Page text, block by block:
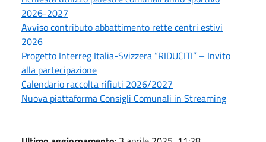
2026-2027
Avviso contributo abbattimento rette centri estivi
2026
Progetto Interreg Italia-Svizzera “RIDUCITI” – Invito
alla partecipazione
Calendario raccolta rifiuti 2026/2027
Nuova piattaforma Consigli Comunali in Streaming